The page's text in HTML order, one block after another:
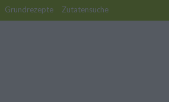
Grundrezepte Zutatensuche